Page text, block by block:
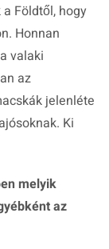
Földtől, hogy
Honnan
valaki
az
jelenléte
Ki
melyik
az